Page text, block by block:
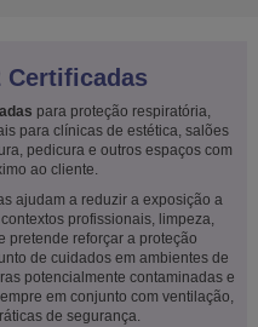
Certificadas
para proteção respiratória,
para clínicas de estética, salões
pedicura e outros espaços com
ao cliente.
ajudam a reduzir a exposição a
profissionais, limpeza,
pretende reforçar a proteção
de cuidados em ambientes de
potencialmente contaminadas e
em conjunto com ventilação,
de segurança.